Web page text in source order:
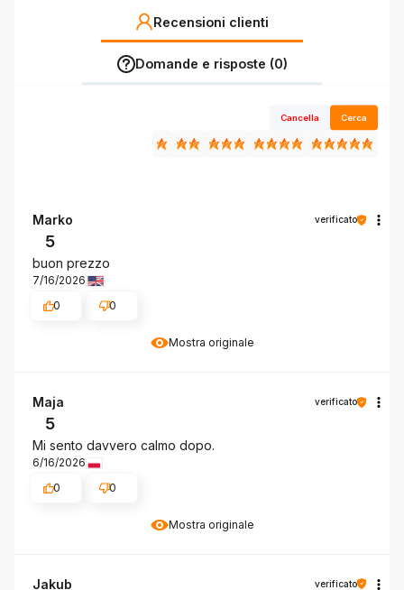
Recensioni clienti
Domande e risposte (0)
Cancella Cerca
Mostra originale
Marko verificato
5
buon prezzo
7/16/2026
0
0
Mostra originale
Maja verificato
5
Mi sento davvero calmo dopo.
6/16/2026
0
0
Jakub verificato